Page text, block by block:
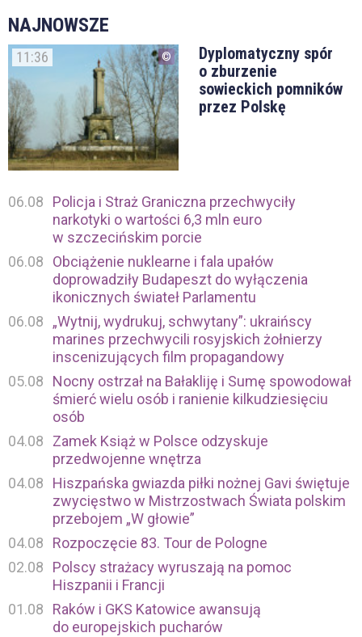
NAJNOWSZE
11:36
Dyplomatyczny spór
o zburzenie
sowieckich pomników
przez Polskę
06.08
Policja i Straż Graniczna przechwyciły
narkotyki o wartości 6,3 mln euro
w szczecińskim porcie
06.08
Obciążenie nuklearne i fala upałów
doprowadziły Budapeszt do wyłączenia
ikonicznych świateł Parlamentu
06.08
„Wytnij, wydrukuj, schwytany”: ukraińscy
marines przechwycili rosyjskich żołnierzy
inscenizujących film propagandowy
05.08
Nocny ostrzał na Bałakliję i Sumę spowodował
śmierć wielu osób i ranienie kilkudziesięciu
osób
04.08
Zamek Książ w Polsce odzyskuje
przedwojenne wnętrza
04.08
Hiszpańska gwiazda piłki nożnej Gavi świętuje
zwycięstwo w Mistrzostwach Świata polskim
przebojem „W głowie”
04.08
Rozpoczęcie 83. Tour de Pologne
02.08
Polscy strażacy wyruszają na pomoc
Hiszpanii i Francji
01.08
Raków i GKS Katowice awansują
do europejskich pucharów